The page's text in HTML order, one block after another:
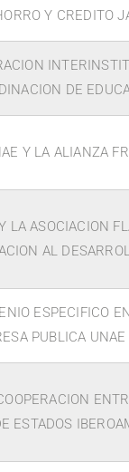
Y CREDITO
DE
Y LA ALIANZA
LA ASOCIACION
AL
ESPECIFICO
PUBLICA UNAE
ESTADOS